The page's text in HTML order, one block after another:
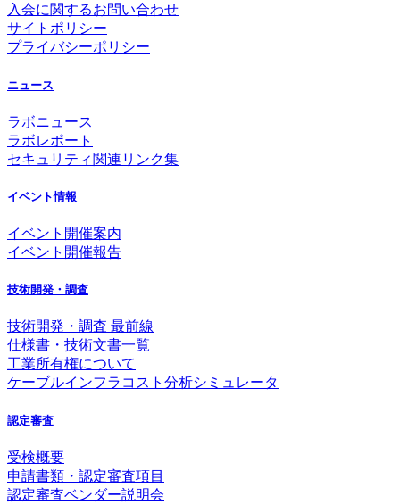
入会に関するお問い合わせ
サイトポリシー
プライバシーポリシー
ニュース
ラボニュース
ラボレポート
セキュリティ関連リンク集
イベント情報
イベント開催案内
イベント開催報告
技術開発・調査
技術開発・調査 最前線
仕様書・技術文書一覧
工業所有権について
ケーブルインフラコスト分析シミュレータ
認定審査
受検概要
申請書類・認定審査項目
認定審査ベンダー説明会